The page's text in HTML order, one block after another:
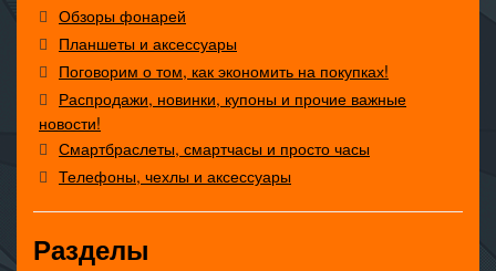
Обзоры фонарей
Планшеты и аксессуары
Поговорим о том, как экономить на покупках!
Распродажи, новинки, купоны и прочие важные
новости!
Смартбраслеты, смартчасы и просто часы
Телефоны, чехлы и аксессуары
Разделы